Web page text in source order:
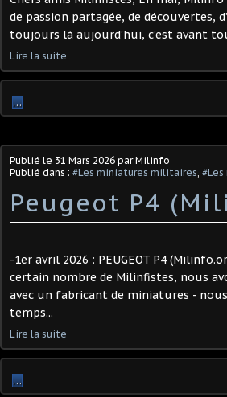
de passion partagée, de découvertes,
toujours là aujourd’hui, c’est avant
Lire la suite
…
Publié le 31 Mars 2026 par Milinfo
Publié dans : #Les miniatures militaires,
Peugeot P4
-1er avril 2026 : PEUGEOT P4
certain nombre de Milinfistes, nous
avec un fabricant de miniatures -
temps...
Lire la suite
…